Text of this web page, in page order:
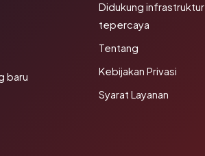
baru
Didukung infrastruktur
tepercaya
Tentang
Kebijakan Privasi
Syarat Layanan